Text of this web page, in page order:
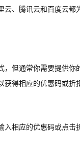
、腾讯云和百度云都
但通常你需要提供你
得相应的优惠码或折
相应的优惠码或点击